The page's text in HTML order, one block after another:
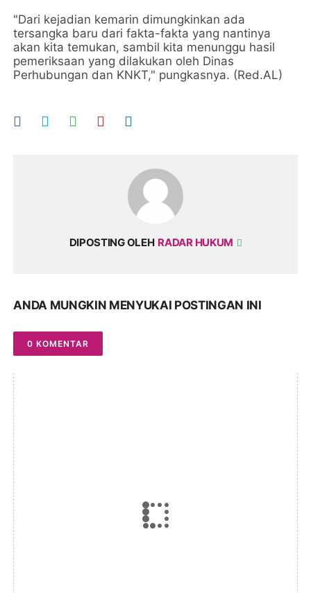
"Dari kejadian kemarin dimungkinkan ada
tersangka baru dari fakta-fakta yang nantinya
akan kita temukan, sambil kita menunggu hasil
pemeriksaan yang dilakukan oleh Dinas
Perhubungan dan KNKT," pungkasnya. (Red.AL)
DIPOSTING OLEH RADAR HUKUM
ANDA MUNGKIN MENYUKAI POSTINGAN INI
0 KOMENTAR